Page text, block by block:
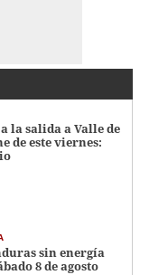
la salida a Valle de
de este viernes:
sin energía
8 de agosto